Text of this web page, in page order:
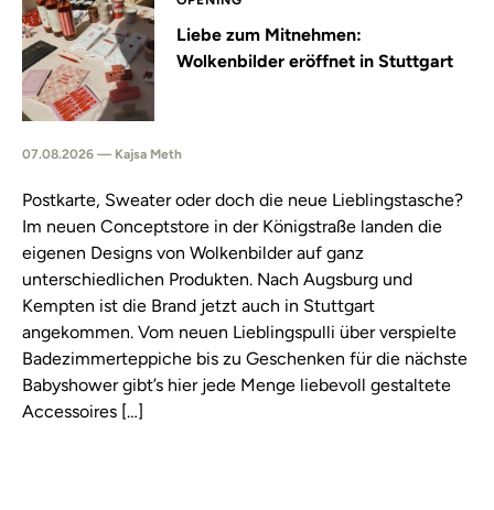
Liebe zum Mitnehmen:
Wolkenbilder eröffnet in Stuttgart
07.08.2026 — Kajsa Meth
Postkarte, Sweater oder doch die neue Lieblingstasche?
Im neuen Conceptstore in der Königstraße landen die
eigenen Designs von Wolkenbilder auf ganz
unterschiedlichen Produkten. Nach Augsburg und
Kempten ist die Brand jetzt auch in Stuttgart
angekommen. Vom neuen Lieblingspulli über verspielte
Badezimmerteppiche bis zu Geschenken für die nächste
Babyshower gibt’s hier jede Menge liebevoll gestaltete
Accessoires […]